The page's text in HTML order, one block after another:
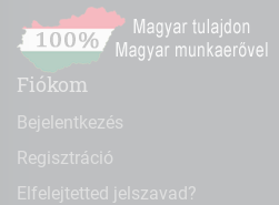
Fiókom
Bejelentkezés
Regisztráció
Elfelejtetted jelszavad?